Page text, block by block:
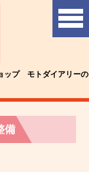
ップ モトダイアリーの
備